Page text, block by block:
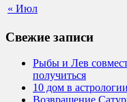
« Июл
Свежие записи
Рыбы и Лев
получиться
10 дом в